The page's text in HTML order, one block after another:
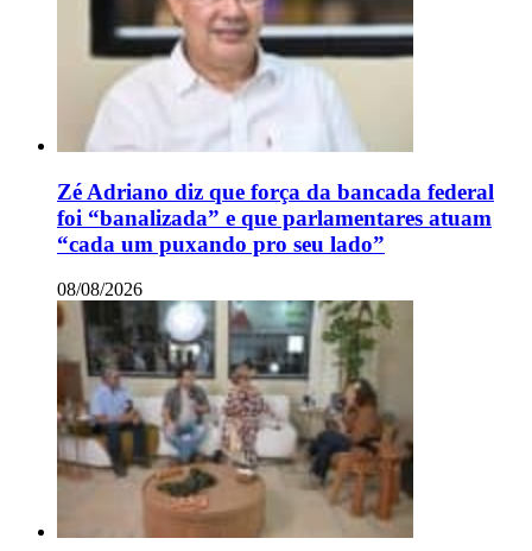
Zé Adriano diz que força da bancada federal
foi “banalizada” e que parlamentares atuam
“cada um puxando pro seu lado”
08/08/2026